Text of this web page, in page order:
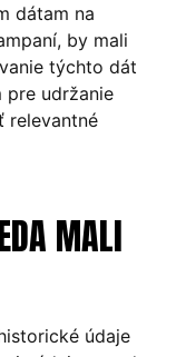
dátam na
by mali
týchto dát
udržanie
relevantné
MALI
údaje